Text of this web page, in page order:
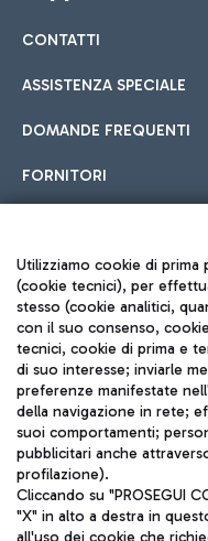
Cucina Internazionale
Fast Food
Hotel in aeroporto
Scegli l'alloggio più
all'aeroporto.
Car sharing
Con il Car Sharing è
Treno
Raggiungi velocemente
tramite i servizi
CONTATTI
ASSISTENZA SPECIALE
DOMANDE FREQUENTI
FORNITORI
Seguici sui social
Utilizziamo cookie di
(cookie tecnici), per
stesso (cookie analitici,
con il suo consenso,
tecnici, cookie di prima e
di suo interesse; inviarle
preferenze manifestate
della navigazione in rete;
suoi comportamenti;
pubblicitari anche
profilazione).
Cliccando su "PROSEGUI
"X" in alto a destra in
all'uso dei cookie che